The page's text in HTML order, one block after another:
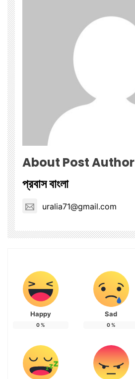
About Post Author
প্রবাস বাংলা
uralia71@gmail.com
Happy
0%
Sad
0%